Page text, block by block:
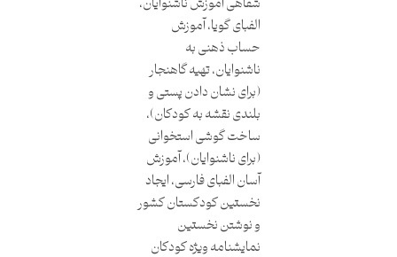
الفبای گویا، آموزش
حساب ذهنی به
ناشنوایان، تهیه گاهنجار
(برای نشان دادن پستی و
بلندی نقشه به کودکان)،
ساخت گوشی استخوانی
(برای ناشنوایان)، آموزش
آسان الفبای فارسی، ایجاد
نخستین کودکستان کشور
و نوشتن نخستین
نمایشنامه ویژه کودکان